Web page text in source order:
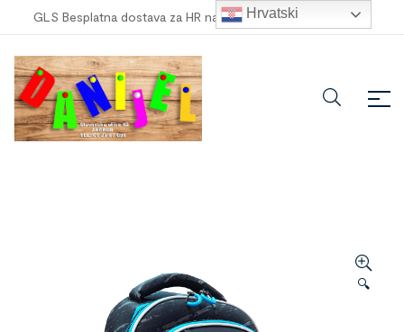
GLS Besplatna dostava za HR narudžbe veće od 100,00 €
🔍
Hrvatski